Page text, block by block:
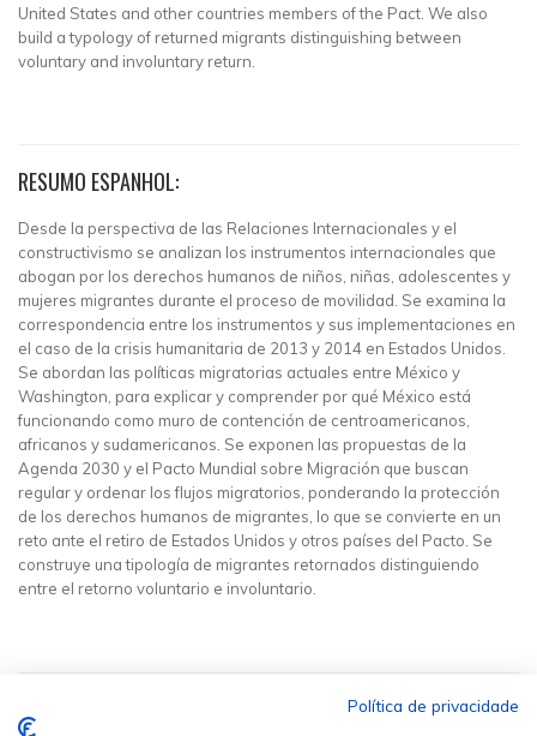
United States and other countries members of the Pact. We also
build a typology of returned migrants distinguishing between
voluntary and involuntary return.
RESUMO ESPANHOL:
Desde la perspectiva de las Relaciones Internacionales y el
constructivismo se analizan los instrumentos internacionales que
abogan por los derechos humanos de niños, niñas, adolescentes y
mujeres migrantes durante el proceso de movilidad. Se examina la
correspondencia entre los instrumentos y sus implementaciones en
el caso de la crisis humanitaria de 2013 y 2014 en Estados Unidos.
Se abordan las políticas migratorias actuales entre México y
Washington, para explicar y comprender por qué México está
funcionando como muro de contención de centroamericanos,
africanos y sudamericanos. Se exponen las propuestas de la
Agenda 2030 y el Pacto Mundial sobre Migración que buscan
regular y ordenar los flujos migratorios, ponderando la protección
de los derechos humanos de migrantes, lo que se convierte en un
reto ante el retiro de Estados Unidos y otros países del Pacto. Se
construye una tipología de migrantes retornados distinguiendo
entre el retorno voluntario e involuntario.
Política de privacidade